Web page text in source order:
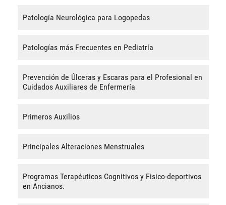
Patología Neurológica para Logopedas
Patologías más Frecuentes en Pediatría
Prevención de Úlceras y Escaras para el Profesional en
Cuidados Auxiliares de Enfermería
Primeros Auxilios
Principales Alteraciones Menstruales
Programas Terapéuticos Cognitivos y Fisico-deportivos
en Ancianos.